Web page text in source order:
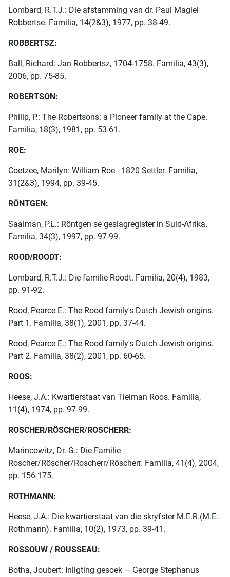
Lombard, R.T.J.: Die afstamming van dr. Paul Magiel
Robbertse. Familia, 14(2&3), 1977, pp. 38-49.
ROBBERTSZ:
Ball, Richard: Jan Robbertsz, 1704-1758. Familia, 43(3),
2006, pp. 75-85.
ROBERTSON:
Philip, P.: The Robertsons: a Pioneer family at the Cape.
Familia, 18(3), 1981, pp. 53-61.
ROE:
Coetzee, Marilyn: William Roe - 1820 Settler. Familia,
31(2&3), 1994, pp. 39-45.
RÖNTGEN:
Saaiman, P.L.: Röntgen se geslagregister in Suid-Afrika.
Familia, 34(3), 1997, pp. 97-99.
ROOD/ROODT:
Lombard, R.T.J.: Die familie Roodt. Familia, 20(4), 1983,
pp. 91-92.
Rood, Pearce E.: The Rood family's Dutch Jewish origins.
Part 1. Familia, 38(1), 2001, pp. 37-44.
Rood, Pearce E.: The Rood family's Dutch Jewish origins.
Part 2. Familia, 38(2), 2001, pp. 60-65.
ROOS:
Heese, J.A.: Kwartierstaat van Tielman Roos. Familia,
11(4), 1974, pp. 97-99.
ROSCHER/RÖSCHER/ROSCHERR:
Marincowitz, Dr. G.: Die Familie
Roscher/Röscher/Roscherr/Röscherr. Familia, 41(4), 2004,
pp. 156-175.
ROTHMANN:
Heese, J.A.: Die kwartierstaat van die skryfster M.E.R.(M.E.
Rothmann). Familia, 10(2), 1973, pp. 39-41.
ROSSOUW / ROUSSEAU:
Botha, Joubert: Inligting gesoek — George Stephanus